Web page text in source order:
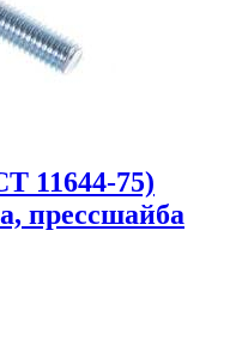
11644-75)
прессшайба